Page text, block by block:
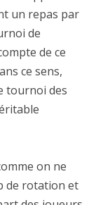
un repas par
de
de ce
ce sens,
tournoi des
on ne
de rotation et